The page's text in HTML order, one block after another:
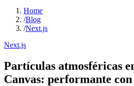
Home
/Blog
/Next.js
Next.js
Partículas atmosféricas
Canvas: performante